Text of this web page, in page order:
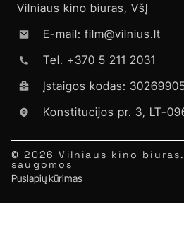
Vilniaus kino biuras, VšĮ
E-mail: film@vilnius.lt
Tel. +370 5 211 2031
Įstaigos kodas:
Konstitucijos pr. 3, LT-
© 2026 Vilniaus kino
saugomos
Puslapių kūrimas